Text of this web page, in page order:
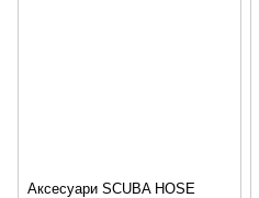
Аксесуари SCUBA HOSE